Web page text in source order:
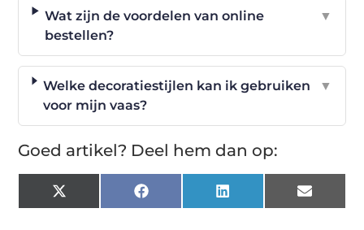
Wat zijn de voordelen van online
bestellen?
▼
Welke decoratiestijlen kan ik gebruiken
voor mijn vaas?
▼
Goed artikel? Deel hem dan op:
X
(Twitter)
Facebook LinkedIn Email